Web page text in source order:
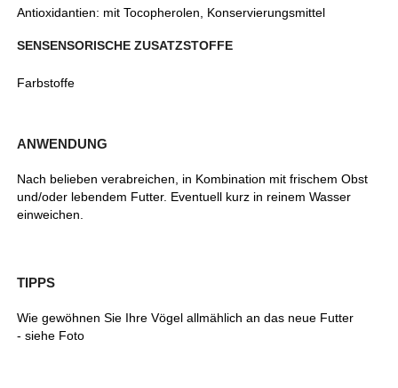
Antioxidantien: mit Tocopherolen, Konservierungsmittel
SENSENSORISCHE ZUSATZSTOFFE
Farbstoffe
ANWENDUNG
Nach belieben verabreichen, in Kombination mit frischem Obst
und/oder lebendem Futter. Eventuell kurz in reinem Wasser
einweichen.
TIPPS
Wie gewöhnen Sie Ihre Vögel allmählich an das neue Futter
- siehe Foto